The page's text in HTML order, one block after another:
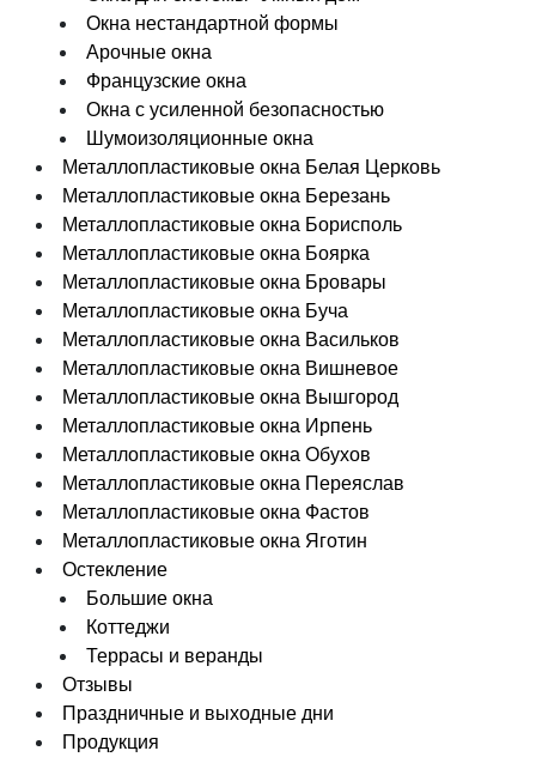
Окна нестандартной формы
Арочные окна
Французские окна
Окна с усиленной безопасностью
Шумоизоляционные окна
Металлопластиковые окна Белая Церковь
Металлопластиковые окна Березань
Металлопластиковые окна Борисполь
Металлопластиковые окна Боярка
Металлопластиковые окна Бровары
Металлопластиковые окна Буча
Металлопластиковые окна Васильков
Металлопластиковые окна Вишневое
Металлопластиковые окна Вышгород
Металлопластиковые окна Ирпень
Металлопластиковые окна Обухов
Металлопластиковые окна Переяслав
Металлопластиковые окна Фастов
Металлопластиковые окна Яготин
Остекление
Большие окна
Коттеджи
Террасы и веранды
Отзывы
Праздничные и выходные дни
Продукция